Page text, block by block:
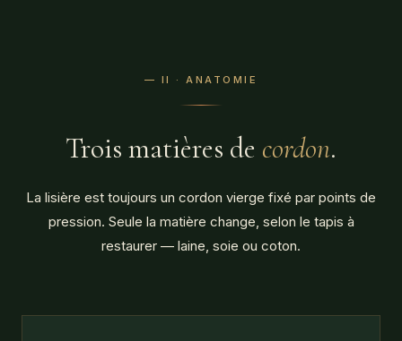
— II · ANATOMIE
Trois matières de cordon.
La lisière est toujours un cordon vierge fixé par points de
pression. Seule la matière change, selon le tapis à
restaurer — laine, soie ou coton.